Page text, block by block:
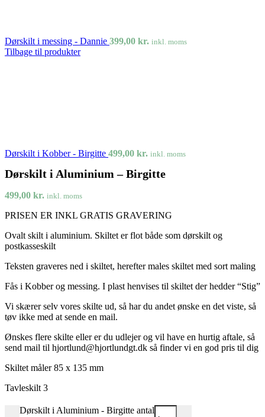
Dørskilt i messing - Dannie 399,00 kr. inkl. moms
Tilbage til produkter
Dørskilt i Kobber - Birgitte 499,00 kr. inkl. moms
Dørskilt i Aluminium – Birgitte
499,00 kr. inkl. moms
PRISEN ER INKL GRATIS GRAVERING
Ovalt skilt i aluminium. Skiltet er flot både som dørskilt og
postkasseskilt
Teksten graveres ned i skiltet, herefter males skiltet med sort maling
Fås i Kobber og messing. I plast henvises til skiltet der hedder “Stig”
Vi skærer selv vores skilte ud, så har du andet ønske en det viste, så
tøv ikke med at sende en mail.
Ønskes flere skilte eller er du udlejer og vil have en hurtig aftale, så
send mail til hjortlund@hjortlundgt.dk så finder vi en god pris til dig
Skiltet måler 85 x 135 mm
Tavleskilt 3
Dørskilt i Aluminium - Birgitte antal